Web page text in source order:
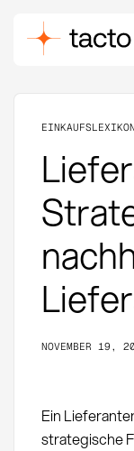
EINKAUFSLEXIKON
NOVEMBER 19,
Ein
strategische